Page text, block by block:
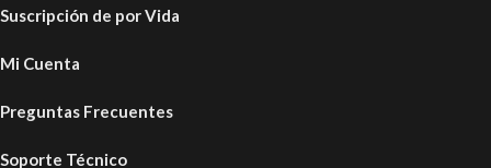
Suscripción de por Vida
Mi Cuenta
Preguntas Frecuentes
Soporte Técnico